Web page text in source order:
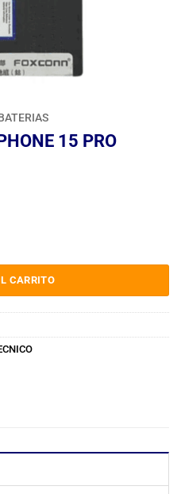
15 PRO
FOXCONN cantidad
CARRITO